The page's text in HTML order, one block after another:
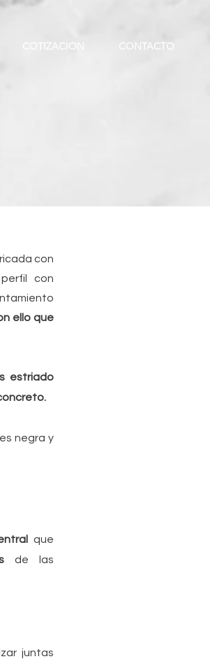
con
con
ello que
estriado
negra y
que
de las
juntas
COTIZACION CONTACTO